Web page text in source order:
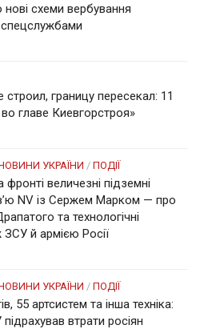
нові схеми вербування
строил, границу пересекал: 11
главе Киевгорстроя»
УКРАЇНИ / ПОДІЇ
величезні підземні
NV із Сержем Марком — про
та технологічні
ЗСУ й армією Росії
УКРАЇНИ / ПОДІЇ
55 артсистем та інша техніка:
втрати росіян